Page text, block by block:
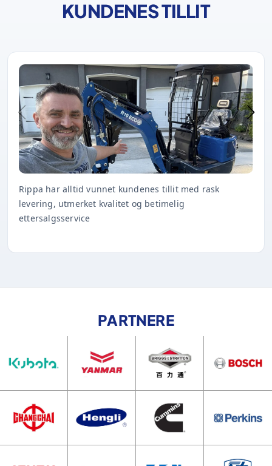
KUNDENES TILLIT
Rippa har alltid vunnet kundenes tillit med rask
levering, utmerket kvalitet og betimelig
ettersalgsservice
PARTNERE